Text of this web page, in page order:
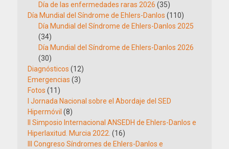
Día de las enfermedades raras 2026 (35)
Día Mundial del Síndrome de Ehlers-Danlos (110)
Día Mundial del Síndrome de Ehlers-Danlos 2025
(34)
Día Mundial del Síndrome de Ehlers-Danlos 2026
(30)
Diagnósticos (12)
Emergencias (3)
Fotos (11)
I Jornada Nacional sobre el Abordaje del SED
Hipermóvil (8)
II Simposio Internacional ANSEDH de Ehlers-Danlos e
Hiperlaxitud. Murcia 2022. (16)
III Congreso Síndromes de Ehlers-Danlos e